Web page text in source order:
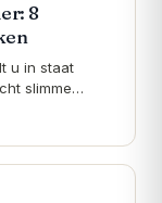
8
u in staat
slimme